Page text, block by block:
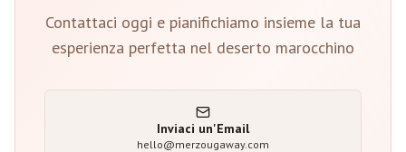
Contattaci oggi e pianifichiamo insieme la tua
esperienza perfetta nel deserto marocchino
Inviaci un'Email
hello@merzougaway.com